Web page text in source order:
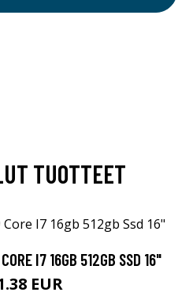
TUOTTEET
I7 16GB 512GB SSD 16"
EUR